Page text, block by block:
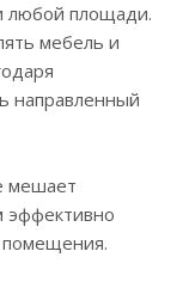
любой площади.
мебель и
направленный
мешает
эффективно
помещения.